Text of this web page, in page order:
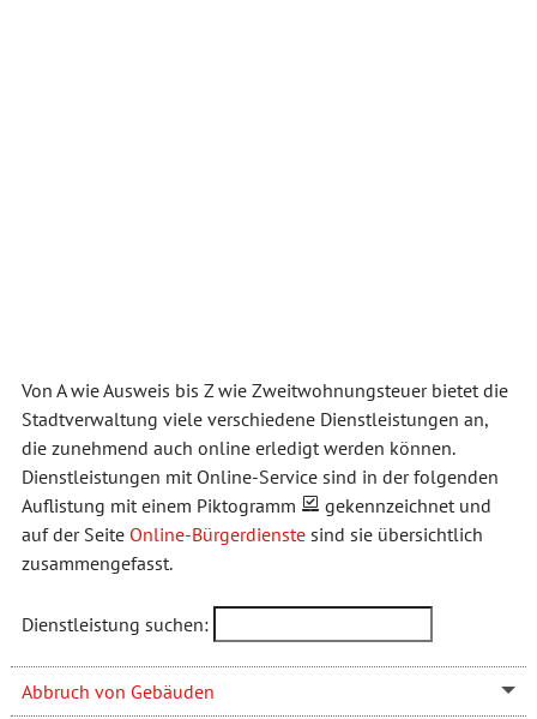
Von A wie Ausweis bis Z wie Zweitwohnungsteuer bietet die
Stadtverwaltung viele verschiedene Dienstleistungen an,
die zunehmend auch online erledigt werden können.
Dienstleistungen mit Online-Service sind in der folgenden
Auflistung mit einem Piktogramm
gekennzeichnet und
auf der Seite Online-Bürgerdienstesind sie übersichtlich
zusammengefasst.
Dienstleistung suchen:
Abbruch von Gebäuden